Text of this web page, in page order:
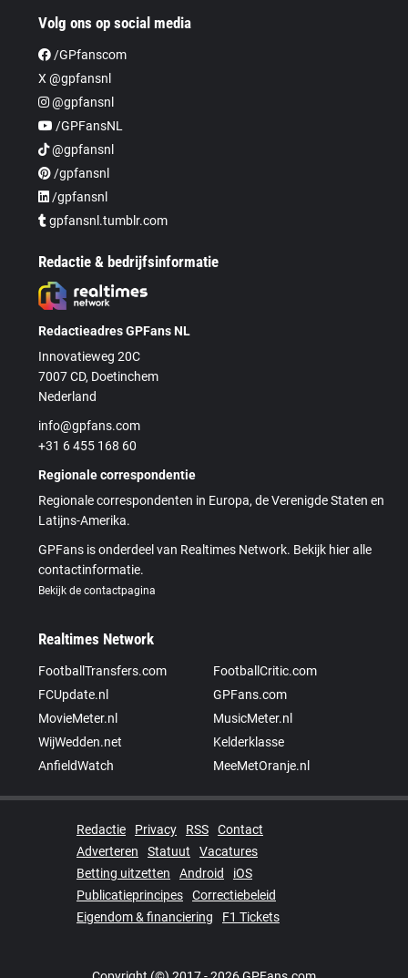
Volg ons op social media
/GPfanscom
X @gpfansnl
@gpfansnl
/GPFansNL
@gpfansnl
/gpfansnl
/gpfansnl
gpfansnl.tumblr.com
Redactie & bedrijfsinformatie
Redactieadres GPFans NL
Innovatieweg 20C
7007 CD, Doetinchem
Nederland
info@gpfans.com
+31 6 455 168 60
Regionale correspondentie
Regionale correspondenten in Europa, de Verenigde Staten en
Latijns-Amerika.
GPFans is onderdeel van Realtimes Network. Bekijk hier alle
contactinformatie.
Bekijk de contactpagina
Realtimes Network
FootballTransfers.com
FootballCritic.com
FCUpdate.nl
GPFans.com
MovieMeter.nl
MusicMeter.nl
WijWedden.net
Kelderklasse
AnfieldWatch
MeeMetOranje.nl
Redactie Privacy RSS
Contact
Adverteren
Statuut
Vacatures
Betting uitzetten
Android
iOS
Publicatieprincipes
Correctiebeleid
Eigendom & financiering
F1 Tickets